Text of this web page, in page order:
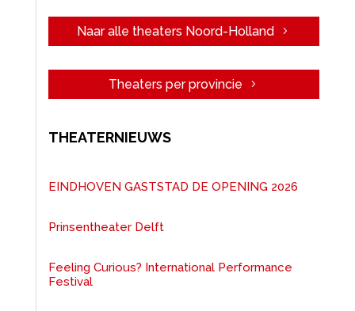
Naar alle theaters Noord-Holland
Theaters per provincie
THEATERNIEUWS
EINDHOVEN GASTSTAD DE OPENING 2026
Prinsentheater Delft
Feeling Curious? International Performance
Festival